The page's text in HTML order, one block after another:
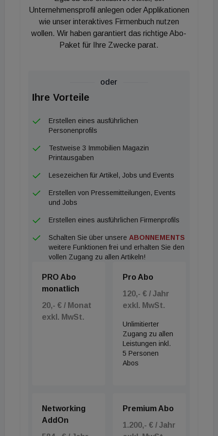
sich die Materialkosten. Die Preise für
Haushaltsenergie wurden um 14,4 Prozent erhöht,
etwas weniger kräftig als im Juli. Gas verteuerte
sich etwas weniger stark, ebenso die Fernwärme.
Stromkostenergänzungszuschuss (für Haushalte
mit mehr als drei Personen) stark dämpfend
wirkten, wiesen ein etwas größeres Minus als
zuletzt auf. Die Heizölpreise hingegen zeigten sich
im August als merklich schwächerer Preisdämpfer
als im Juli. Günstiger wurden feste Brennstoffe.
8,6 Prozent.
Unternehmensprofil anlegen oder Applikationen
wie unser interaktives Firmenbuch nutzen
wollen. Wir haben garantiert das richtige Abo-
Paket für Ihre Zwecke parat.
oder
Ihre Vorteile
Erstellen eines ausführlichen
Personenprofils
Testweise 3 Immobilien Magazin
Printausgaben
Lesezeichen für Artikel, Jobs und Events
Erstellen von Pressemitteilungen, Events
und Jobs
Erstellen eines ausführlichen Firmenprofils
Schalten Sie über unsere ABONNEMENTS
weitere Funktionen frei und erhalten Sie den
vollen Zugang zu allen Artikeln!
PRO Abo
monatlich
20,- € / Monat
exkl. MwSt.
Pro Abo
120,- € / Jahr
exkl. MwSt.
Unlimitierter
Zugang zu allen
Leistungen inkl.
5 Personen
Abos
Networking
AddOn
Premium Abo
1.200,- € / Jahr